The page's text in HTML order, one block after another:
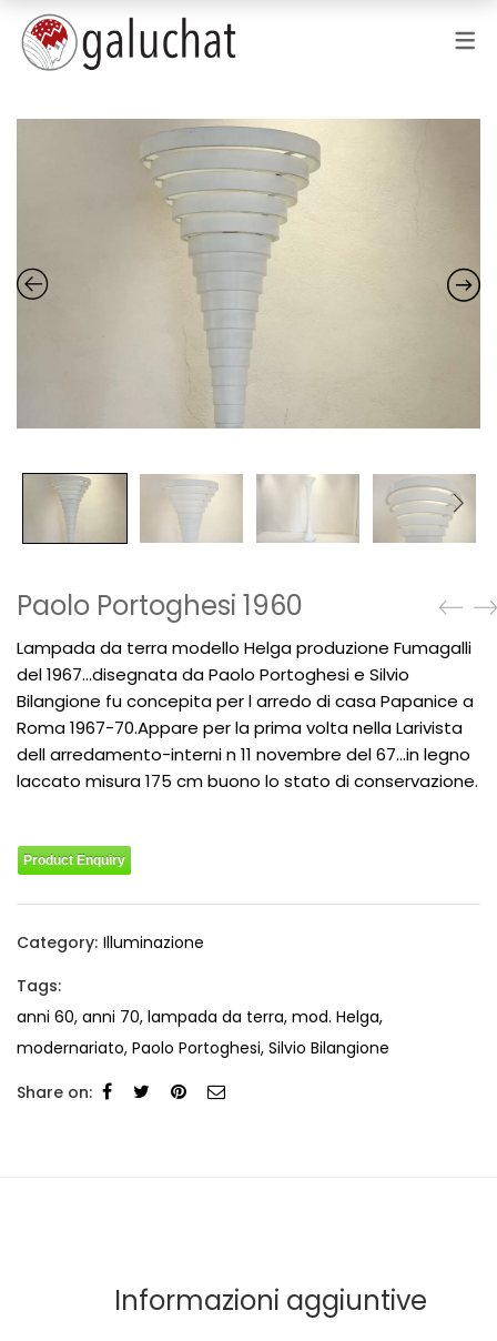
Paolo Portoghesi 1960
Lampada da terra modello Helga produzione Fumagalli
del 1967…disegnata da Paolo Portoghesi e Silvio
Bilangione fu concepita per l arredo di casa Papanice a
Roma 1967-70.Appare per la prima volta nella Larivista
dell arredamento-interni n 11 novembre del 67…in legno
laccato misura 175 cm buono lo stato di conservazione.
Product Enquiry
Category: Illuminazione
Tags:
anni 60, anni 70, lampada da terra, mod. Helga,
modernariato, Paolo Portoghesi, Silvio Bilangione
Share on:
Informazioni aggiuntive